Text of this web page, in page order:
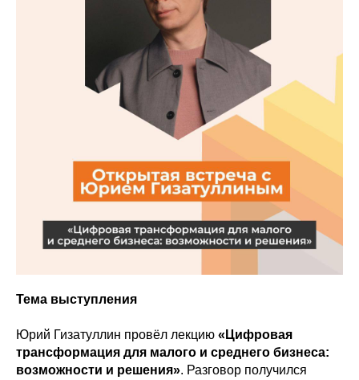
Тема выступления
Юрий Гизатуллин провёл лекцию «Цифровая
трансформация для малого и среднего бизнеса:
возможности и решения». Разговор получился